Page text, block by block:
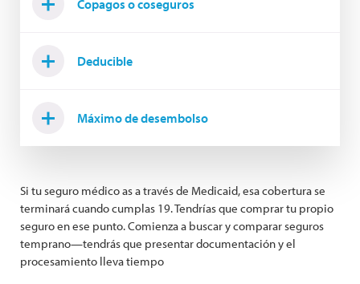
Copagos o coseguros
Deducible
Máximo de desembolso
Si tu seguro médico as a través de Medicaid, esa cobertura se
terminará cuando cumplas 19. Tendrías que comprar tu propio
seguro en ese punto. Comienza a buscar y comparar seguros
temprano—tendrás que presentar documentación y el
procesamiento lleva tiempo